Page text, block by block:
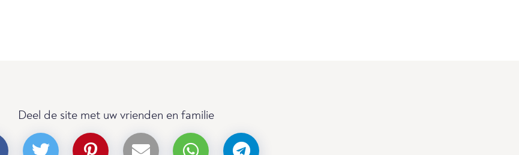
Deel de site met uw vrienden en familie